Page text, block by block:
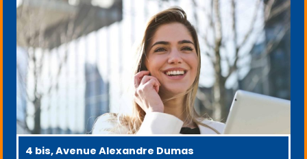
4 bis, Avenue Alexandre Dumas